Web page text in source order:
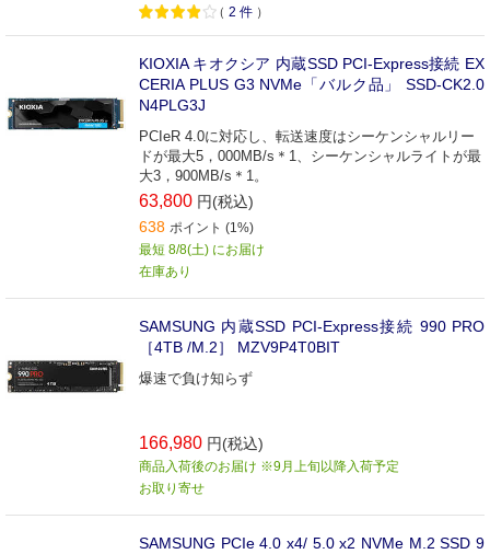
（ 2 件 ）
KIOXIA キオクシア 内蔵SSD PCI-Express接続 EX
CERIA PLUS G3 NVMe「バルク品」 SSD-CK2.0
N4PLG3J
PCIeR 4.0に対応し、転送速度はシーケンシャルリー
ドが最大5，000MB/s＊1、シーケンシャルライトが最
大3，900MB/s＊1。
63,800 円(税込)
638 ポイント (1%)
最短 8/8(土) にお届け
在庫あり
SAMSUNG 内蔵SSD PCI-Express接続 990 PRO
［4TB /M.2］ MZV9P4T0BIT
爆速で負け知らず
166,980 円(税込)
商品入荷後のお届け ※9月上旬以降入荷予定
お取り寄せ
SAMSUNG PCIe 4.0 x4/ 5.0 x2 NVMe M.2 SSD 9